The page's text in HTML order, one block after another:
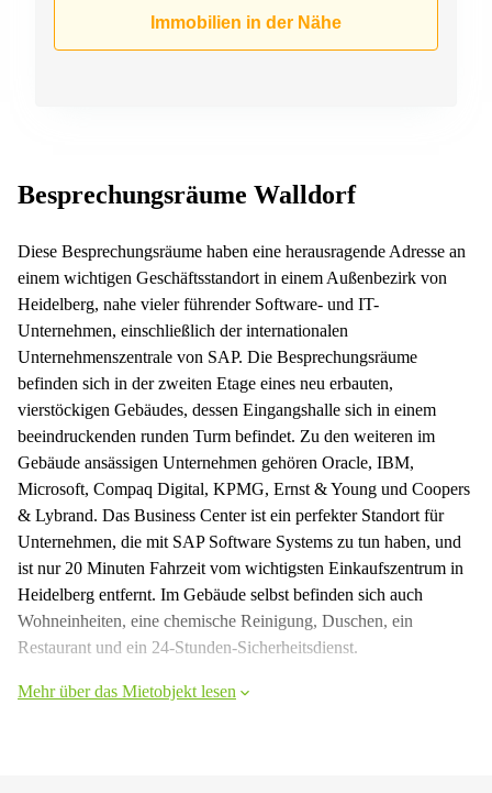
Berlin
Tagungsraum
München
Büro
Mannheim
mieten
mieten
Nürnberg
Berlin
Coworking
Köln
Erna-
Str. 1A
Hohenzollernring
57 Koln
Ludwig-
Erhard-
Straße 18
Hamburg
Immobilien in der Nähe
Besprechungsräume Walldorf
Diese Besprechungsräume haben eine herausragende Adresse an
einem wichtigen Geschäftsstandort in einem Außenbezirk von
Heidelberg, nahe vieler führender Software- und IT-
Unternehmen, einschließlich der internationalen
Unternehmenszentrale von SAP. Die Besprechungsräume
befinden sich in der zweiten Etage eines neu erbauten,
vierstöckigen Gebäudes, dessen Eingangshalle sich in einem
beeindruckenden runden Turm befindet. Zu den weiteren im
Gebäude ansässigen Unternehmen gehören Oracle, IBM,
Microsoft, Compaq Digital, KPMG, Ernst & Young und Coopers
& Lybrand. Das Business Center ist ein perfekter Standort für
Unternehmen, die mit SAP Software Systems zu tun haben, und
ist nur 20 Minuten Fahrzeit vom wichtigsten Einkaufszentrum in
Heidelberg entfernt. Im Gebäude selbst befinden sich auch
Wohneinheiten, eine chemische Reinigung, Duschen, ein
Restaurant und ein 24-Stunden-Sicherheitsdienst.
Mehr über das Mietobjekt lesen